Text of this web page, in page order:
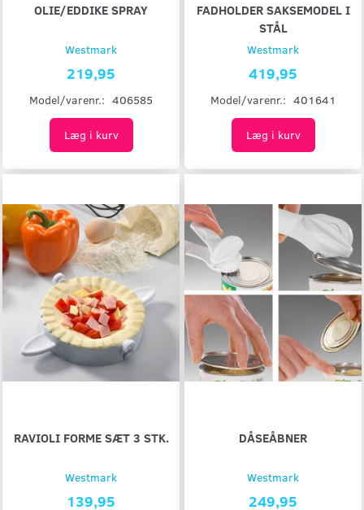
OLIE/EDDIKE SPRAY
Westmark
219,95
Model/varenr.: 406585
Læg i kurv
FADHOLDER SAKSEMODEL I
STÅL
Westmark
419,95
Model/varenr.: 401641
Læg i kurv
RAVIOLI FORME SÆT 3 STK.
Westmark
139,95
DÅSEÅBNER
Westmark
249,95